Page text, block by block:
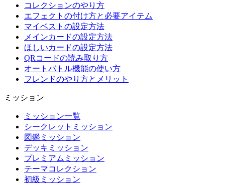
コレクションのやり方
エフェクトの付け方と必要アイテム
マイベストの設定方法
メインカードの設定方法
ほしいカードの設定方法
QRコードの読み取り方
オートバトル機能の使い方
フレンドのやり方とメリット
ミッション
ミッション一覧
シークレットミッション
図鑑ミッション
デッキミッション
プレミアムミッション
テーマコレクション
初級ミッション